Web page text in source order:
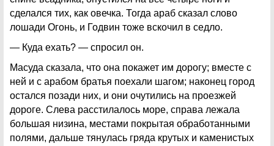
сделался тих, как овечка. Тогда араб сказал слово
лошади Огонь, и Годвин тоже вскочил в седло.
— Куда ехать? — спросил он.
Масуда сказала, что она покажет им дорогу; вместе с
ней и с арабом братья поехали шагом; наконец город
остался позади них, и они очутились на проезжей
дороге. Слева расстилалось море, справа лежала
большая низина, местами покрытая обработанными
полями, дальше тянулась гряда крутых и каменистых